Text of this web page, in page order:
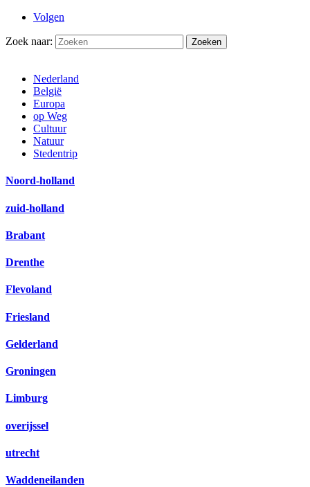
Volgen
Zoek naar:
Nederland
België
Europa
op Weg
Cultuur
Natuur
Stedentrip
Noord-holland
zuid-holland
Brabant
Drenthe
Flevoland
Friesland
Gelderland
Groningen
Limburg
overijssel
utrecht
Waddeneilanden